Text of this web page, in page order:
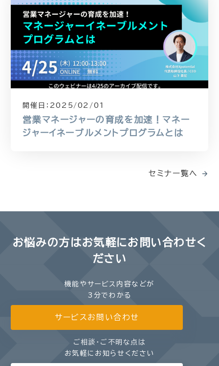
開催日： 2025/02/01
営業マネージャーの育成を加速！マネー
ジャーイネーブルメントプログラムとは
セミナー覧へ
お悩みの方はお気軽にお問い合わせく
ださい
機能やサービス内容などが
3分でわかる
サービスお問い合わせ
ご相談・ご不明な点は
お気軽にお知らせください